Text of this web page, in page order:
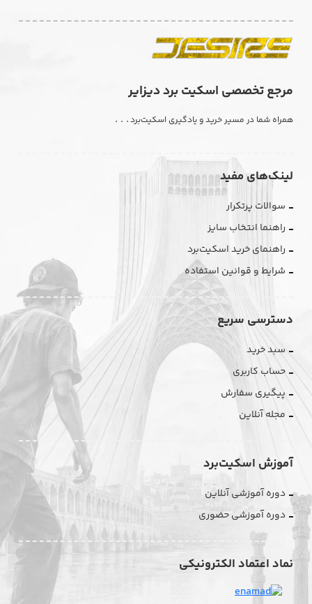
مرجع تخصصی اسکیت برد دیزایر
همراه شما در مسیر خرید و یادگیری اسکیت‌برد. . .
لینک‌های مفید
سوالات پرتکرار
راهنما انتخاب سایز
راهنمای خرید اسکیت‌برد
شرایط و قوانین استفاده
دسترسی سریع
سبد خرید
حساب کاربری
پیگیری سفارش
مجله آنلاین
آموزش اسکیت‌برد
دوره آموزشی آنلاین
دوره آموزشی حضوری
نماد اعتماد الکترونیکی